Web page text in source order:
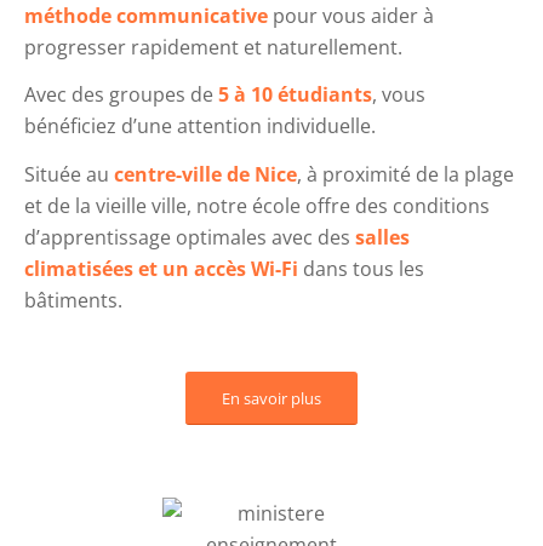
méthode communicative pour vous aider à
progresser rapidement et naturellement.
Avec des groupes de5 à 10 étudiants, vous
bénéficiez d’une attention individuelle.
Située au centre-ville de Nice, à proximité de la plage
et de la vieille ville, notre école offre des conditions
d’apprentissage optimales avec des salles
climatisées et un accès Wi-Fi dans tous les
bâtiments.
En savoir plus